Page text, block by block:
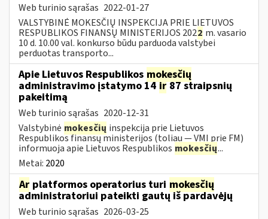
Web turinio sąrašas 2022-01-27
VALSTYBINĖ MOKESČIŲ INSPEKCIJA PRIE LIETUVOS
RESPUBLIKOS FINANSŲ MINISTERIJOS 2022 m. vasario
10 d. 10.00 val. konkurso būdu parduoda valstybei
perduotas transporto...
Apie Lietuvos Respublikos mokesčių
administravimo įstatymo 14ir87 straipsnių
pakeitimą
Web turinio sąrašas 2020-12-31
Valstybinė mokesčių inspekcija prie Lietuvos
Respublikos finansų ministerijos (toliau — VMI prie FM)
informuoja apie Lietuvos Respublikos mokesčių...
Metai: 2020
Ar platformos operatorius turi mokesčių
administratoriui pateikti gautų iš pardavėjų
Web turinio sąrašas 2026-03-25